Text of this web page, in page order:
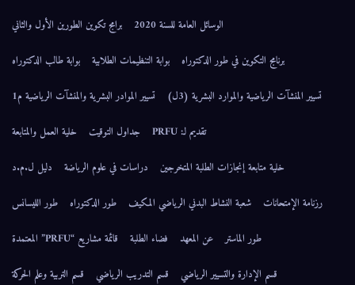
الوسائل العامة للسنة 2020
برامج تكوين الطورين الأول والثاني
برنامج التكوين في طور الدكتوراه
بوابة التنظيمات الطلابية
بوابة طالب الدكتوراه
تسيير المنشآت الرياضية والموارد البشرية (3ل)
تسيير الموادر البشرية والمنشآت الرياضية م1
تقديم لـ: PRFU
جداول التوقيت
خلية العمل والمتابعة
خلية متابعة إنجازات الطلبة المتخرجين
دراسات في علوم الرياضة
دليل ل.م.د
رزنامة الإمتحانات
شعبة النشاط البدني الرياضي المكيف طور الدكتوراه
طور الليسانس
طور الماستر
عن المعهد فضاء الطلبة
قائمة مشاريع “PRFU” المعتمدة
قسم الإدارة والتسيير الرياضي
قسم التدريب الرياضي
قسم التربية وعلم الحركة